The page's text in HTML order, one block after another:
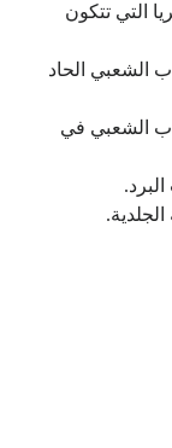
التي تتكون
الشعبي الحاد
الشعبي في